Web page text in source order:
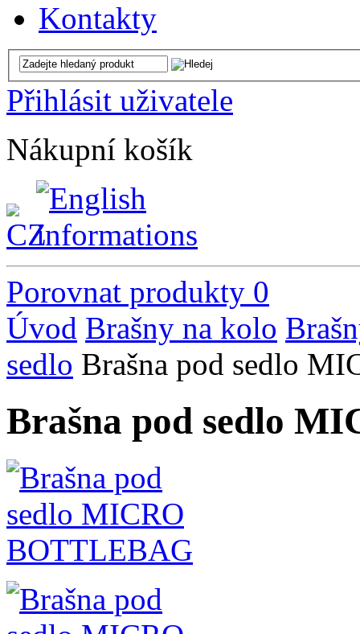
Kontakty
Přihlásit uživatele
Nákupní košík
Porovnat produkty 0
Úvod Brašny na kolo
sedlo Brašna pod sedlo
Brašna pod sedlo